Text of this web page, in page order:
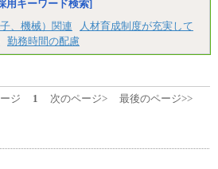
用キーワード検索]
、機械）関連
人材育成制度が充実して
勤務時間の配慮
ジ 1 次のページ> 最後のページ>>